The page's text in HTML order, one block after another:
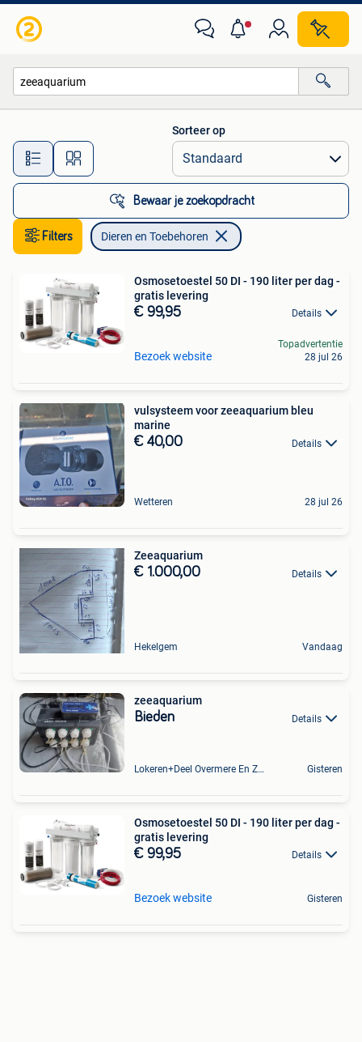
Alle afstanden…
Sorteer op
Bewaar je zoekopdracht
Filters Dieren en Toebehoren
Osmosetoestel 50 DI - 190 liter per dag -
gratis levering
€ 99,95 Details
Bezoek website
Topadvertentie
28 jul 26
vulsysteem voor zeeaquarium bleu
marine
€ 40,00 Details
Wetteren 28 jul 26
Zeeaquarium
€ 1.000,00 Details
Hekelgem Vandaag
zeeaquarium
Bieden Details
Lokeren+Deel Overmere En Zele Gisteren
Osmosetoestel 50 DI - 190 liter per dag -
gratis levering
€ 99,95 Details
Bezoek website Gisteren